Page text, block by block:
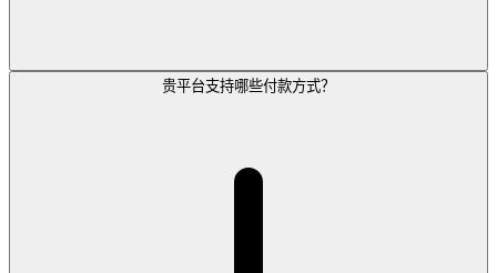
贵平台支持哪些付款方式？